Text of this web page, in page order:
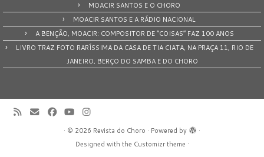
MOACIR SANTOS E O CHORO
MOACIR SANTOS E A RÁDIO NACIONAL
A BENÇÃO, MOACIR: COMPOSITOR DE “COISAS” FAZ 100 ANOS
LIVRO TRAZ FOTO RARÍSSIMA DA CASA DE TIA CIATA, NA PRAÇA 11, RIO DE
JANEIRO, BERÇO DO SAMBA E DO CHORO
· © 2026 Revista do Choro · Powered by
·
Designed with the Customizr theme ·